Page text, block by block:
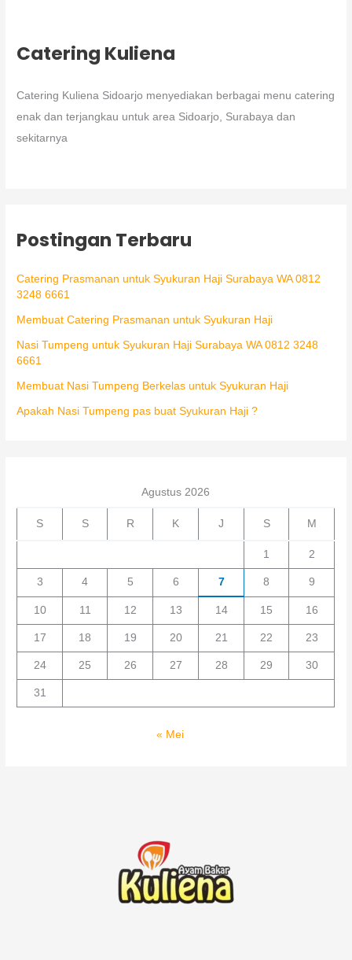
Catering Kuliena
Catering Kuliena Sidoarjo menyediakan berbagai menu catering
enak dan terjangkau untuk area Sidoarjo, Surabaya dan
sekitarnya
Postingan Terbaru
Catering Prasmanan untuk Syukuran Haji Surabaya WA 0812
3248 6661
Membuat Catering Prasmanan untuk Syukuran Haji
Nasi Tumpeng untuk Syukuran Haji Surabaya WA 0812 3248
6661
Membuat Nasi Tumpeng Berkelas untuk Syukuran Haji
Apakah Nasi Tumpeng pas buat Syukuran Haji ?
Agustus 2026
S S R K J S M
1 2
3 4 5 6 7 8 9
10 11 12 13 14 15 16
17 18 19 20 21 22 23
24 25 26 27 28 29 30
31
« Mei